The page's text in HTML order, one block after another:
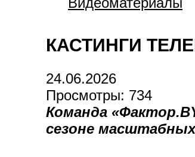
КАСТИНГИ
24.06.2026
Просмотры: 734
Команда
сезоне